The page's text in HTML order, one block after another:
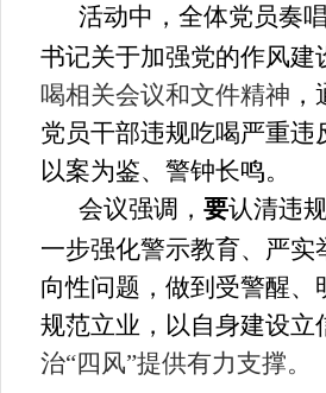
活动中，全体党员奏
书记关于加强党的作风
喝相关会议和文件精神
党员干部违规吃喝严重
以案为鉴、警钟长鸣。
会议强调， 要认清违
一步强化警示教育、严
向性问题，做到受警醒
规范立业，以自身建设立
治“四风”提供有力支撑。